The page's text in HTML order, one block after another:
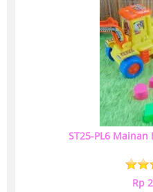
ST25-PL6
Rp